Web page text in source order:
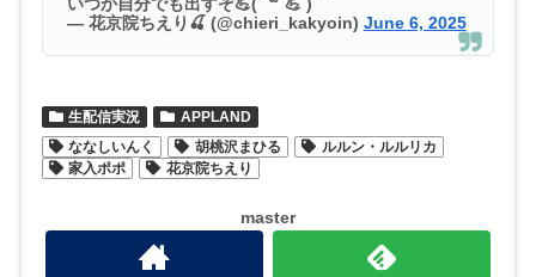
いつか自分でも出すぞ💪( ˙꒳​˙💪 )
— 花京院ちえり🍒 (@chieri_kakyoin) June 6, 2025
生配信実況
APPLAND
ななしいんく
胡桃沢まひる
ルルン・ルルリカ
家入ポポ
花京院ちえり
master